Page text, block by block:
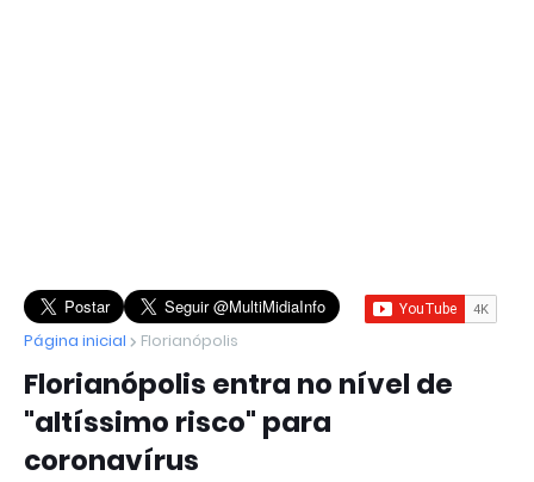
Página inicial Florianópolis
Florianópolis entra no nível de
"altíssimo risco" para
coronavírus